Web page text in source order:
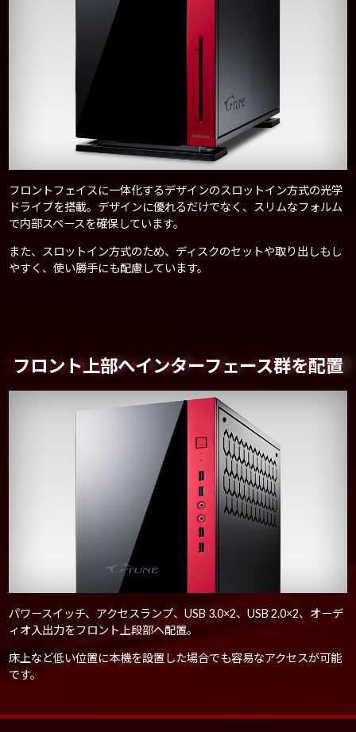
フロントフェイスに一体化するデザインのスロットイン方式の光学
ドライブを搭載。デザインに優れるだけでなく、スリムなフォルム
で内部スペースを確保しています。
また、スロットイン方式のため、ディスクのセットや取り出しもし
やすく、使い勝手にも配慮しています。
フロント上部へインターフェース群を配置
パワースイッチ、アクセスランプ、USB 3.0×2、USB 2.0×2、オーデ
ィオ入出力をフロント上段部へ配置。
床上など低い位置に本機を設置した場合でも容易なアクセスが可能
です。